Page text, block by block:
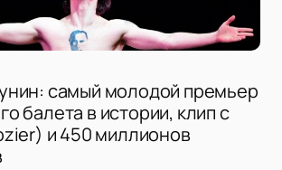
самый молодой премьер
балета в истории, клип с
и 450 миллионов